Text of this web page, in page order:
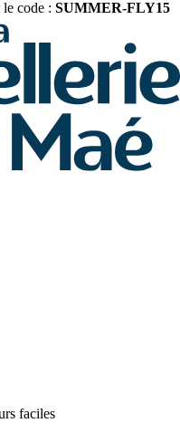
code : SUMMER-FLY15
faciles